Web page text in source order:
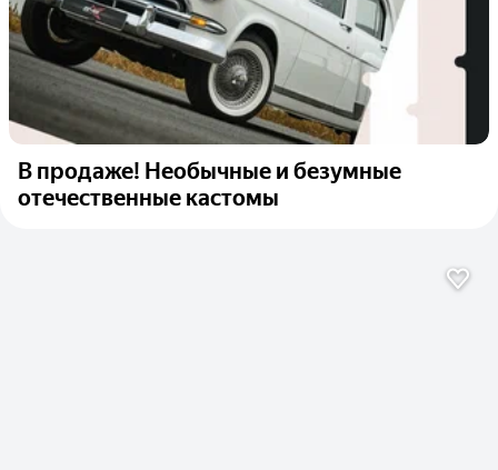
В продаже! Необычные и безумные
отечественные кастомы